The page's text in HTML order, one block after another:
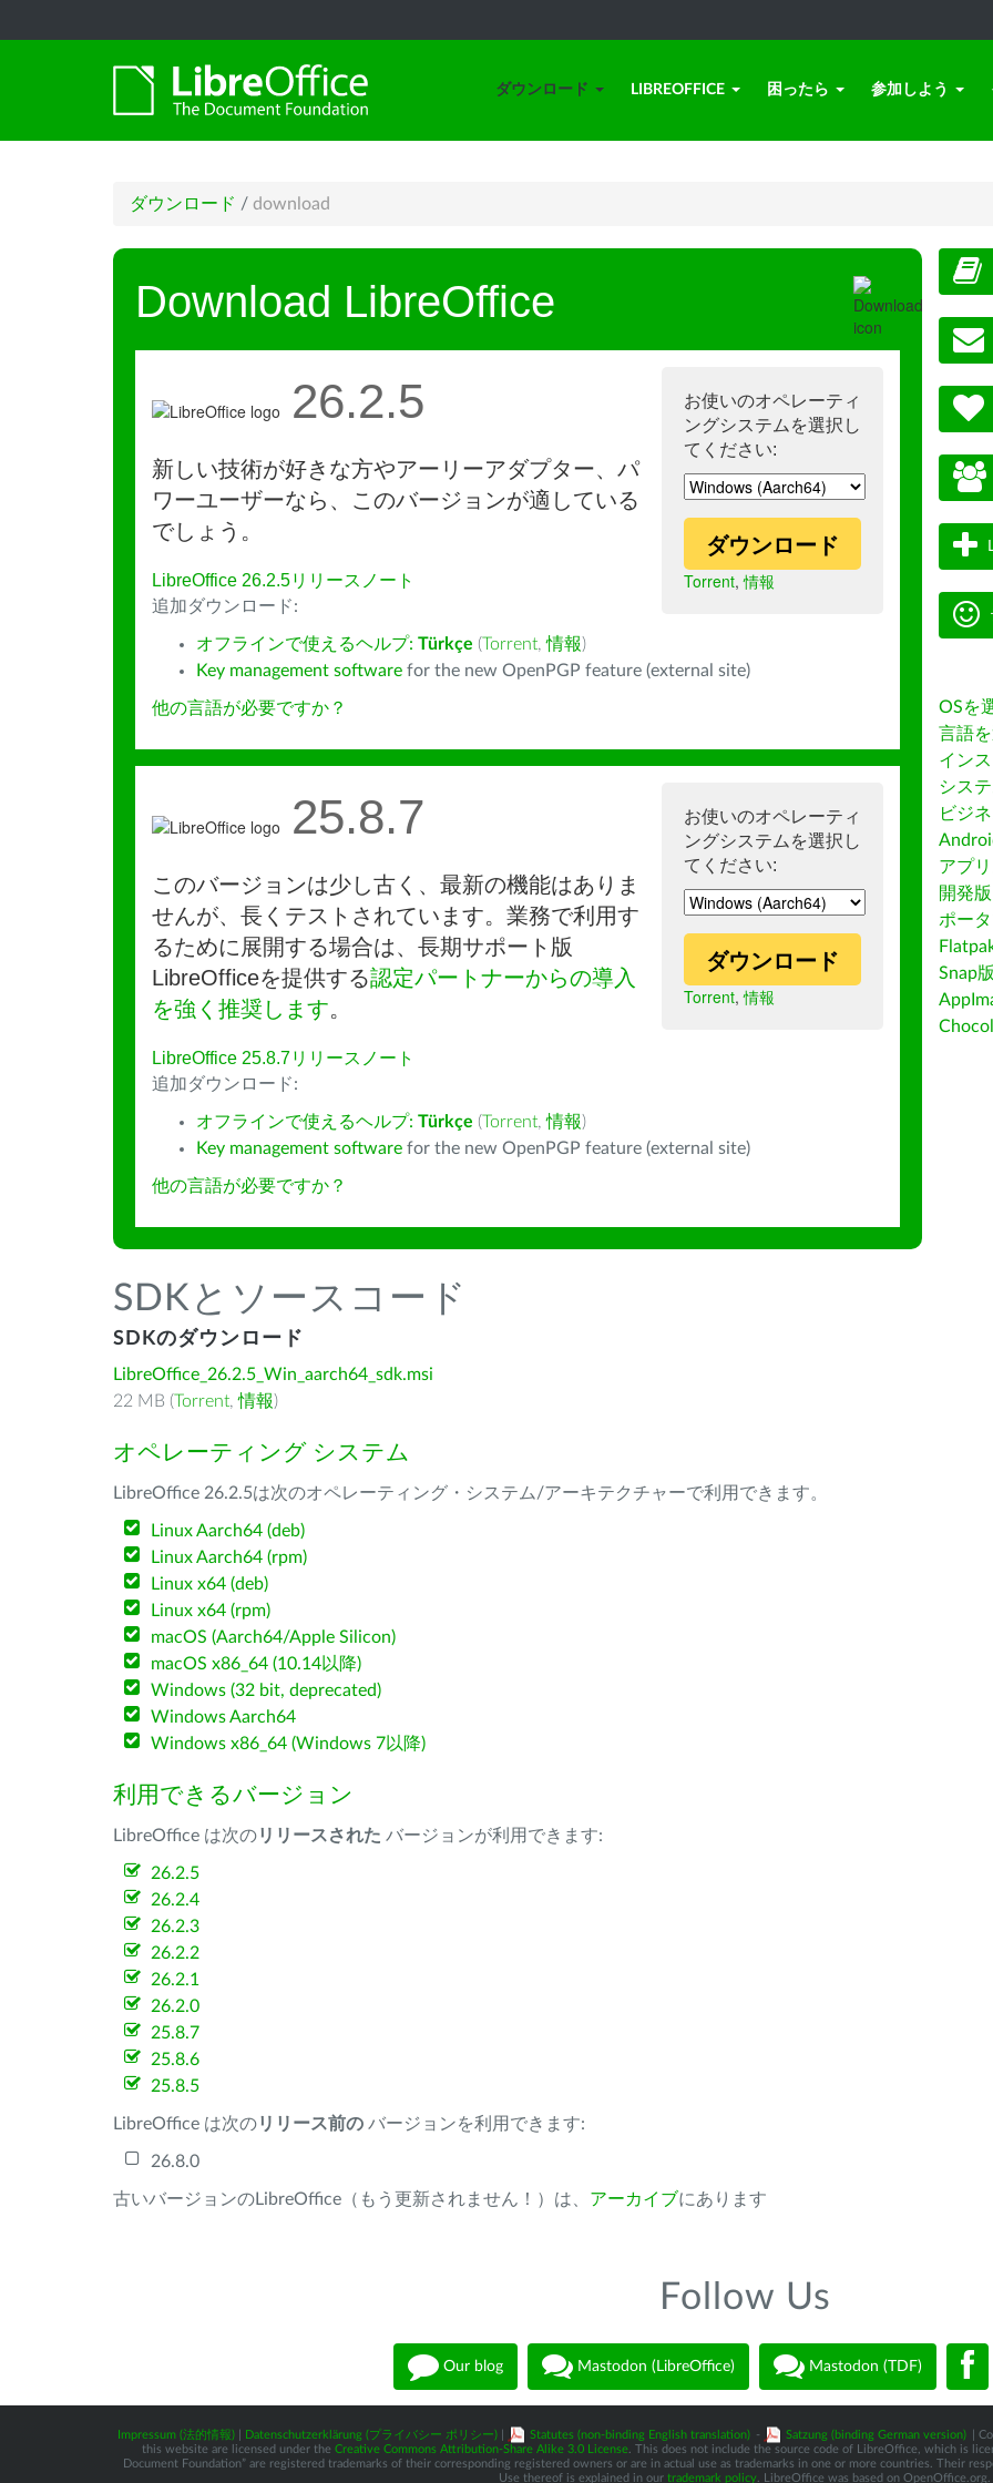
ダウンロード LIBREOFFICE 困ったら 参加しよう
ダウンロード / download
Download LibreOffice
お使いのオペレーティ
ングシステムを選択し
てください:
ダウンロード
Torrent,情報
26.2.5
新しい技術が好きな方やアーリーアダプター、パ
ワーユーザーなら、このバージョンが適している
でしょう。
LibreOffice 26.2.5リリースノート
追加ダウンロード:
オフラインで使えるヘルプ: Türkçe (Torrent,情報)
Key management software for the new OpenPGP feature (external site)
他の言語が必要ですか？
お使いのオペレーティ
ングシステムを選択し
てください:
ダウンロード
Torrent,情報
25.8.7
このバージョンは少し古く、最新の機能はありま
せんが、長くテストされています。業務で利用す
るために展開する場合は、長期サポート版
LibreOfficeを提供する認定パートナーからの導入
を強く推奨します。
LibreOffice 25.8.7リリースノート
追加ダウンロード:
オフラインで使えるヘルプ: Türkçe (Torrent,情報)
Key management software for the new OpenPGP feature (external site)
他の言語が必要ですか？
SDKとソースコード
SDKのダウンロード
LibreOffice_26.2.5_Win_aarch64_sdk.msi
22 MB (Torrent,情報)
オペレーティング システム
LibreOffice 26.2.5は次のオペレーティング・システム/アーキテクチャーで利用できます。
Linux Aarch64 (deb)
Linux Aarch64 (rpm)
Linux x64 (deb)
Linux x64 (rpm)
macOS (Aarch64/Apple Silicon)
macOS x86_64 (10.14以降)
Windows (32 bit, deprecated)
Windows Aarch64
Windows x86_64 (Windows 7以降)
利用できるバージョン
LibreOffice は次のリリースされた バージョンが利用できます:
26.2.5
26.2.4
26.2.3
26.2.2
26.2.1
26.2.0
25.8.7
25.8.6
25.8.5
LibreOffice は次のリリース前の バージョンを利用できます:
26.8.0
古いバージョンのLibreOffice（もう更新されません！）は、 アーカイブにあります
OSを
言語
イン
シス
ビジ
アプ
開発版
ポー
Snap版
Follow Us
Our blog Mastodon (LibreOffice) Mastodon (TDF)
Impressum (法的情報) Datenschutzerklärung (プライバシー ポリシー) Statutes (non-binding English translation) - Satzung (binding German version)
|
this website are licensed under the Creative Commons Attribution-Share Alike 3.0 License. This does not include the source code of LibreOffice, which is
Document Foundation” are registered trademarks of their corresponding registered owners or are in actual use as trademarks in one or more countries. Their
Use thereof is explained in our trademark policy . LibreOffice was based on OpenOffice.org.